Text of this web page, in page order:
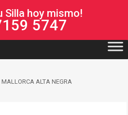
Silla hoy mismo!
5747
MALLORCA ALTA NEGRA